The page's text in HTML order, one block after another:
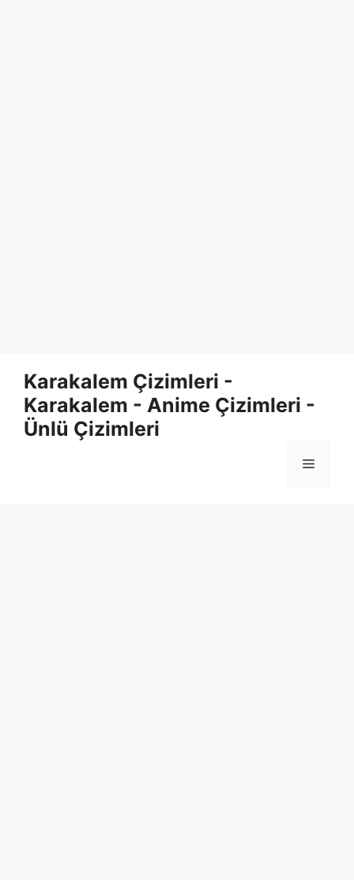
content
Karakalem Çizimleri -
Karakalem - Anime Çizimleri -
Ünlü Çizimleri
Menu